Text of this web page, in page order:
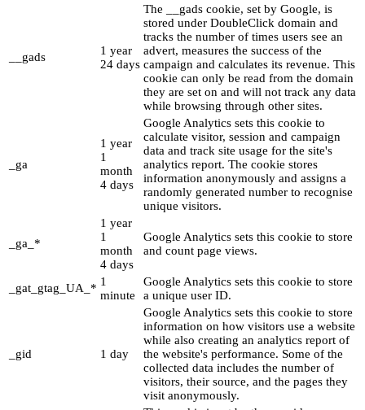
__gads
1 year
24 days
The __gads cookie, set by Google, is
stored under DoubleClick domain and
tracks the number of times users see an
advert, measures the success of the
campaign and calculates its revenue. This
cookie can only be read from the domain
they are set on and will not track any data
while browsing through other sites.
_ga
1 year
1
month
4 days
Google Analytics sets this cookie to
calculate visitor, session and campaign
data and track site usage for the site's
analytics report. The cookie stores
information anonymously and assigns a
randomly generated number to recognise
unique visitors.
_ga_*
1 year
1
month
4 days
Google Analytics sets this cookie to store
and count page views.
_gat_gtag_UA_* 1
minute
Google Analytics sets this cookie to store
a unique user ID.
_gid 1 day
Google Analytics sets this cookie to store
information on how visitors use a website
while also creating an analytics report of
the website's performance. Some of the
collected data includes the number of
visitors, their source, and the pages they
visit anonymously.